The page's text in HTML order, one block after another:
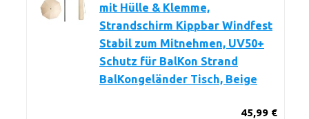
mit Hülle & Klemme,
Strandschirm Kippbar Windfest
Stabil zum Mitnehmen, UV50+
Schutz für BalKon Strand
BalKongeländer Tisch, Beige
45,99 €